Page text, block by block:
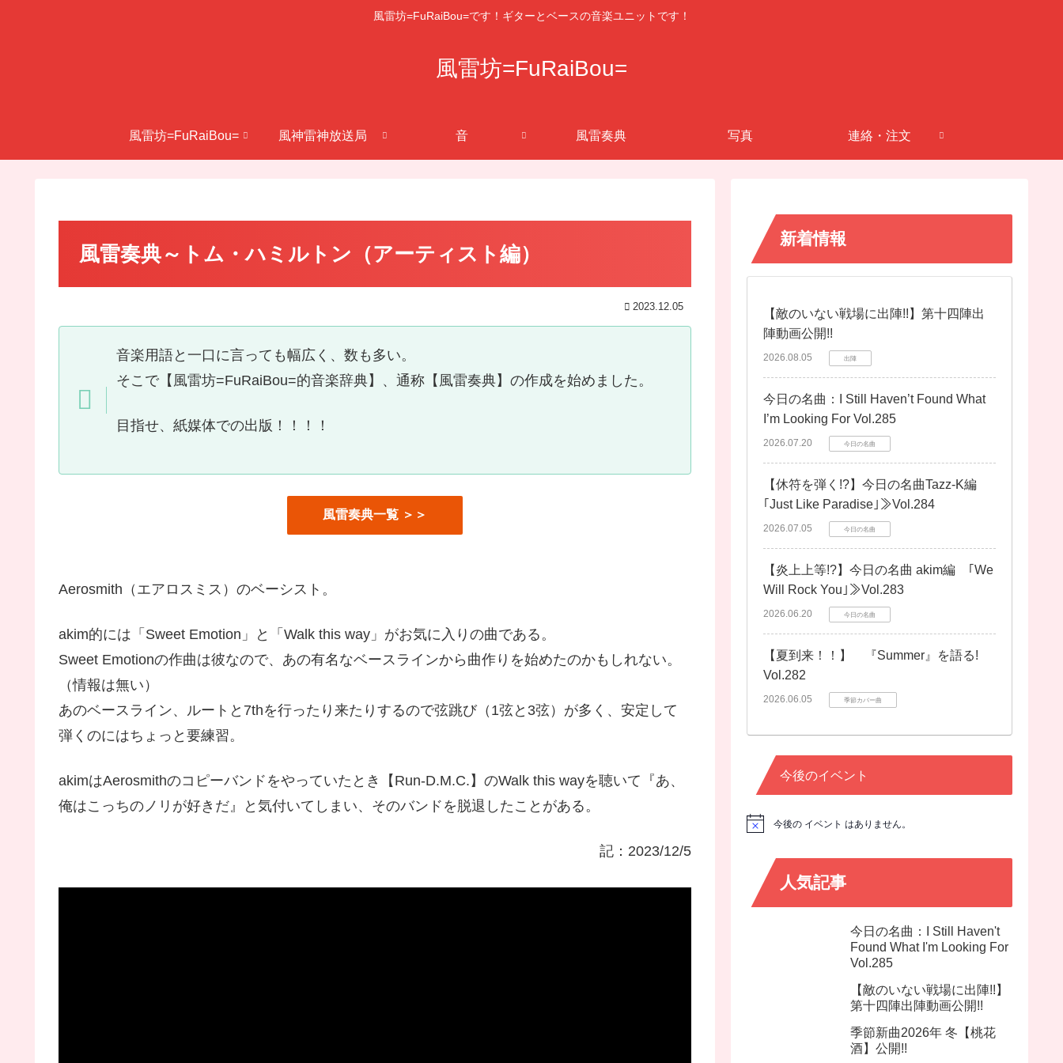
風雷坊=FuRaiBou=です！ギターとベースの音楽ユニットです！
風雷坊=FuRaiBou=
風雷坊=FuRaiBou= 風神雷神放送局 音 風雷奏典 写真 連絡・注文
風雷奏典～トム・ハミルトン（アーティスト編）
2023.12.05
音楽用語と一口に言っても幅広く、数も多い。
そこで【風雷坊=FuRaiBou=的音楽辞典】、通称【風雷奏典】の作成を始めました。
目指せ、紙媒体での出版！！！！
風雷奏典一覧 ＞＞
Aerosmith（エアロスミス）のベーシスト。
akim的には「Sweet Emotion」と「Walk this way」がお気に入りの曲である。
Sweet Emotionの作曲は彼なので、あの有名なベースラインから曲作りを始めたのかもしれない。
（情報は無い）
あのベースライン、ルートと7thを行ったり来たりするので弦跳び（1弦と3弦）が多く、安定して
弾くのにはちょっと要練習。
akimはAerosmithのコピーバンドをやっていたとき【Run-D.M.C.】のWalk this wayを聴いて『あ、
俺はこっちのノリが好きだ』と気付いてしまい、そのバンドを脱退したことがある。
記：2023/12/5
新着情報
【敵のいない戦場に出陣!!】第十四陣出
陣動画公開!!
2026.08.05 出陣
今日の名曲：I Still Haven’t Found What
I’m Looking For Vol.285
2026.07.20 今日の名曲
【休符を弾く!?】今日の名曲Tazz-K編
｢Just Like Paradise｣≫Vol.284
2026.07.05 今日の名曲
【炎上上等!?】今日の名曲 akim編 ｢We
Will Rock You｣≫Vol.283
2026.06.20 今日の名曲
【夏到来！！】 『Summer』を語る!
Vol.282
2026.06.05 季節カバー曲
今後のイベント
N
今後の イベント はありません。
人気記事
今日の名曲：I Still Haven't
Found What I'm Looking For
Vol.285
【敵のいない戦場に出陣!!】
第十四陣出陣動画公開!!
季節新曲2026年 冬【桃花
酒】公開!!